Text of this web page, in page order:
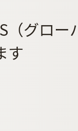
（グロー
す